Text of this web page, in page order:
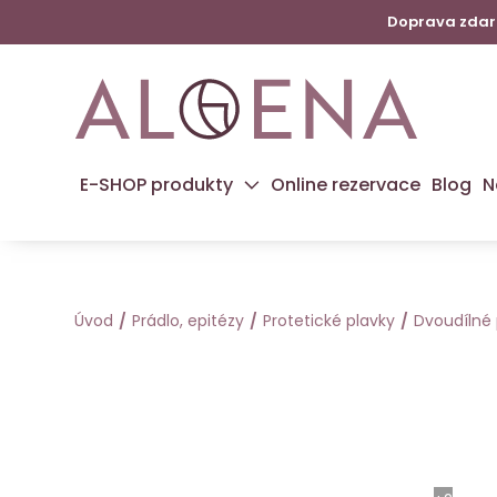
Doprava
E-SHOP produkty Online rezervace Blog
Úvod Prádlo, epitézy Protetické plavky